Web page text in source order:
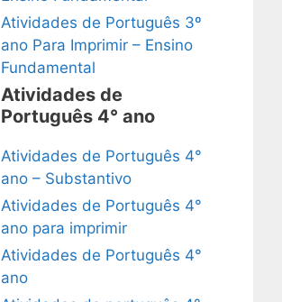
Atividades de Português 3º
ano Para Imprimir – Ensino
Fundamental
Atividades de
Português 4° ano
Atividades de Português 4°
ano – Substantivo
Atividades de Português 4°
ano para imprimir
Atividades de Português 4°
ano